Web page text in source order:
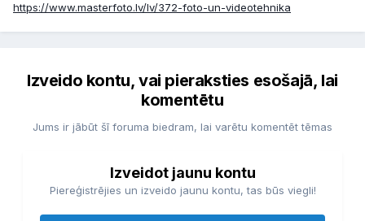
https://www.masterfoto.lv/lv/372-foto-un-videotehnika
Izveido kontu, vai pieraksties esošajā, lai
komentētu
Jums ir jābūt šī foruma biedram, lai varētu komentēt tēmas
Izveidot jaunu kontu
Piereģistrējies un izveido jaunu kontu, tas būs viegli!